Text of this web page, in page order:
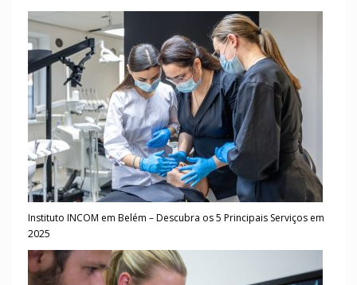
Instituto INCOM em Belém – Descubra os 5 Principais Serviços em
2025